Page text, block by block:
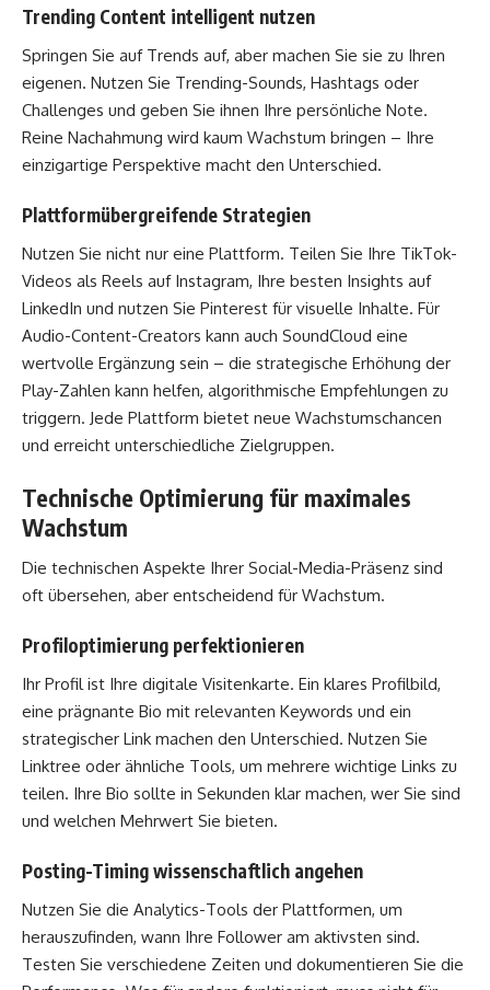
Trending Content intelligent nutzen
Springen Sie auf Trends auf, aber machen Sie sie zu Ihren
eigenen. Nutzen Sie Trending-Sounds, Hashtags oder
Challenges und geben Sie ihnen Ihre persönliche Note.
Reine Nachahmung wird kaum Wachstum bringen – Ihre
einzigartige Perspektive macht den Unterschied.
Plattformübergreifende Strategien
Nutzen Sie nicht nur eine Plattform. Teilen Sie Ihre TikTok-
Videos als Reels auf Instagram, Ihre besten Insights auf
LinkedIn und nutzen Sie Pinterest für visuelle Inhalte. Für
Audio-Content-Creators kann auch SoundCloud eine
wertvolle Ergänzung sein – die strategische Erhöhung der
Play-Zahlen kann helfen, algorithmische Empfehlungen zu
triggern. Jede Plattform bietet neue Wachstumschancen
und erreicht unterschiedliche Zielgruppen.
Technische Optimierung für maximales
Wachstum
Die technischen Aspekte Ihrer Social-Media-Präsenz sind
oft übersehen, aber entscheidend für Wachstum.
Profiloptimierung perfektionieren
Ihr Profil ist Ihre digitale Visitenkarte. Ein klares Profilbild,
eine prägnante Bio mit relevanten Keywords und ein
strategischer Link machen den Unterschied. Nutzen Sie
Linktree oder ähnliche Tools, um mehrere wichtige Links zu
teilen. Ihre Bio sollte in Sekunden klar machen, wer Sie sind
und welchen Mehrwert Sie bieten.
Posting-Timing wissenschaftlich angehen
Nutzen Sie die Analytics-Tools der Plattformen, um
herauszufinden, wann Ihre Follower am aktivsten sind.
Testen Sie verschiedene Zeiten und dokumentieren Sie die